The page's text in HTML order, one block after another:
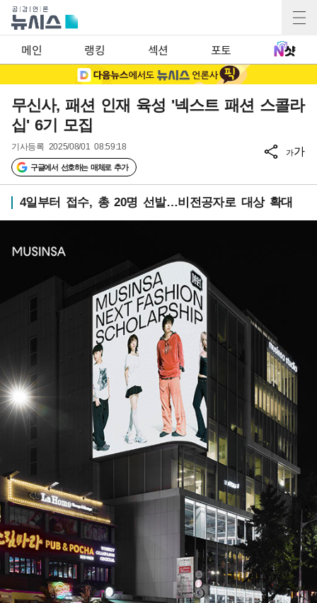
메인 랭킹 섹션 포토
무신사, 패션 인재 육성 '넥스트 패션 스콜라
십' 6기 모집
기사등록 2025/08/01 08:59:18
구글에서 선호하는 매체로 추가
가가
4일부터 접수, 총 20명 선발…비전공자로 대상 확대